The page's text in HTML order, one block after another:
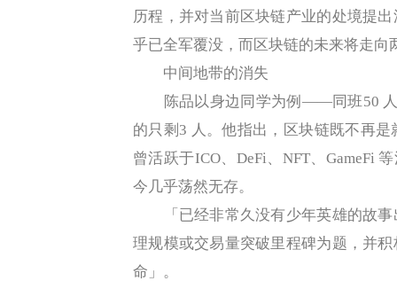
历程，并对当前区块链产业的处境提
乎已全军覆没，而区块链的未来将走向
中间地带的消失
陈品以身边同学为例——同班50 人
的只剩3 人。他指出，区块链既不再
曾活跃于ICO、DeFi、NFT、GameFi
今几乎荡然无存。
「已经非常久没有少年英雄的故事
理规模或交易量突破里程碑为题，并
命」。